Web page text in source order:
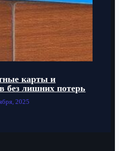
карты и
без лишних потерь
2025